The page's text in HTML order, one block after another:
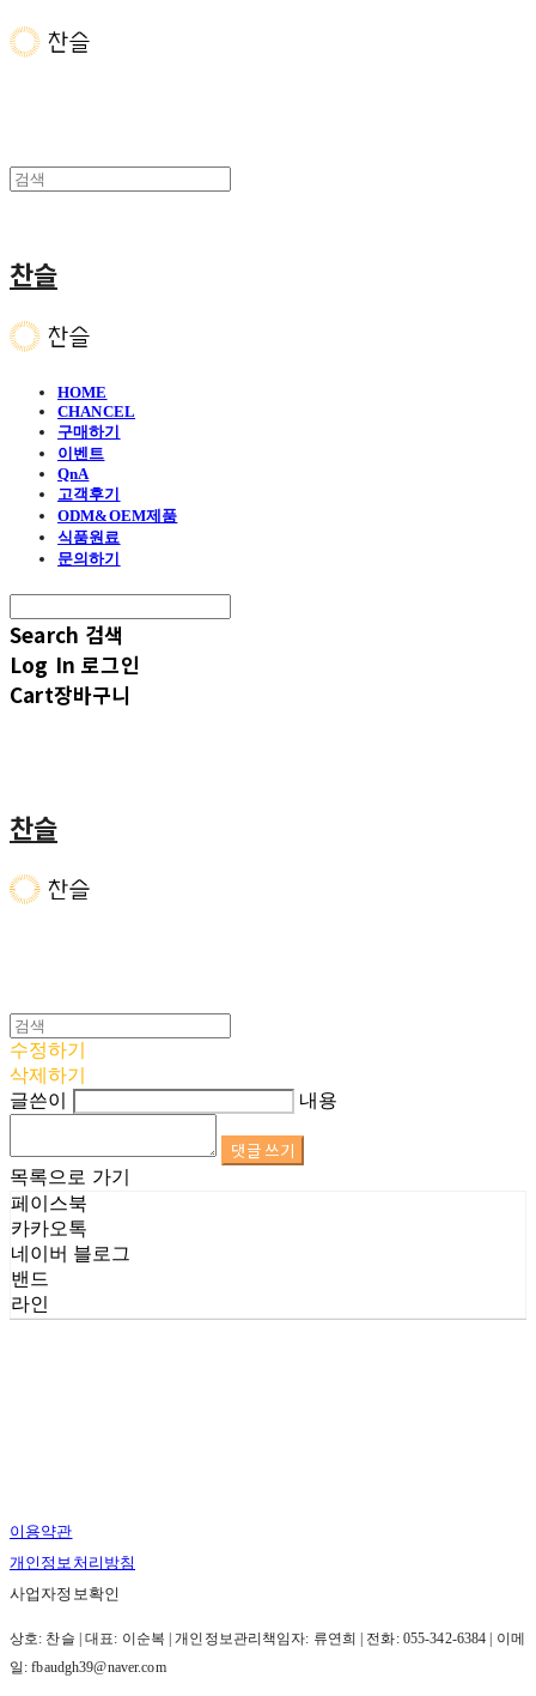
찬슬
HOME
CHANCEL
구매하기
이벤트
QnA
고객후기
ODM&OEM제품
식품원료
문의하기
Search 검색
Log In 로그인
Cart장바구니
찬슬
수정하기
삭제하기
글쓴이
내용
댓글 쓰기
목록으로 가기
페이스북
카카오톡
네이버 블로그
밴드
라인
이용약관
개인정보처리방침
사업자정보확인
상호: 찬슬 | 대표: 이순복 | 개인정보관리책임자: 류연희 | 전화: 055-342-6384 | 이메
일: fbaudgh39@naver.com